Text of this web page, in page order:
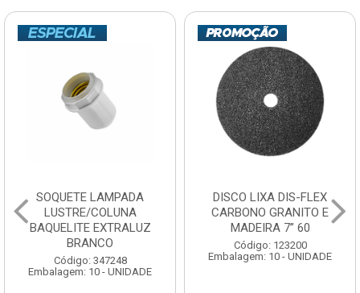
SOQUETE LAMPADA
LUSTRE/COLUNA
BAQUELITE EXTRALUZ
BRANCO
Código: 347248
Embalagem: 10 - UNIDADE
DISCO LIXA DIS-FLEX
CARBONO GRANITO E
MADEIRA 7” 60
Código: 123200
Embalagem: 10 - UNIDADE